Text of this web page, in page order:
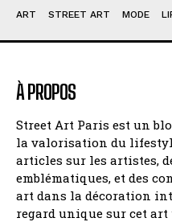
ART STREET ART MODE
À PROPOS
Street Art Paris est un
la valorisation du
articles sur les artistes,
emblématiques, et des
art dans la décoration
regard unique sur cet